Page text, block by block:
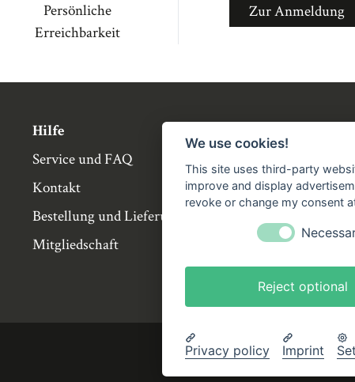
Persönliche
Erreichbarkeit
Zur Anmeldung
Hilfe
Service und FAQ
Kontakt
Bestellung und Lieferung
Mitgliedschaft
Büchergilde
ImpressumAGB
We use cookies!
This site uses third-party
improve and display
revoke or change my consent
Reject optional
Privacy policy Imprint